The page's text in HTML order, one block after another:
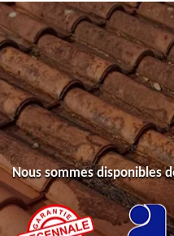
Nous sommes disponibles